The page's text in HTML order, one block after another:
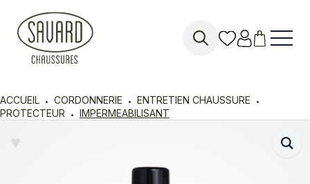
ACCUEIL CORDONNERIE
ENTRETIEN CHAUSSURE
PROTECTEUR
IMPERMEABILISANT